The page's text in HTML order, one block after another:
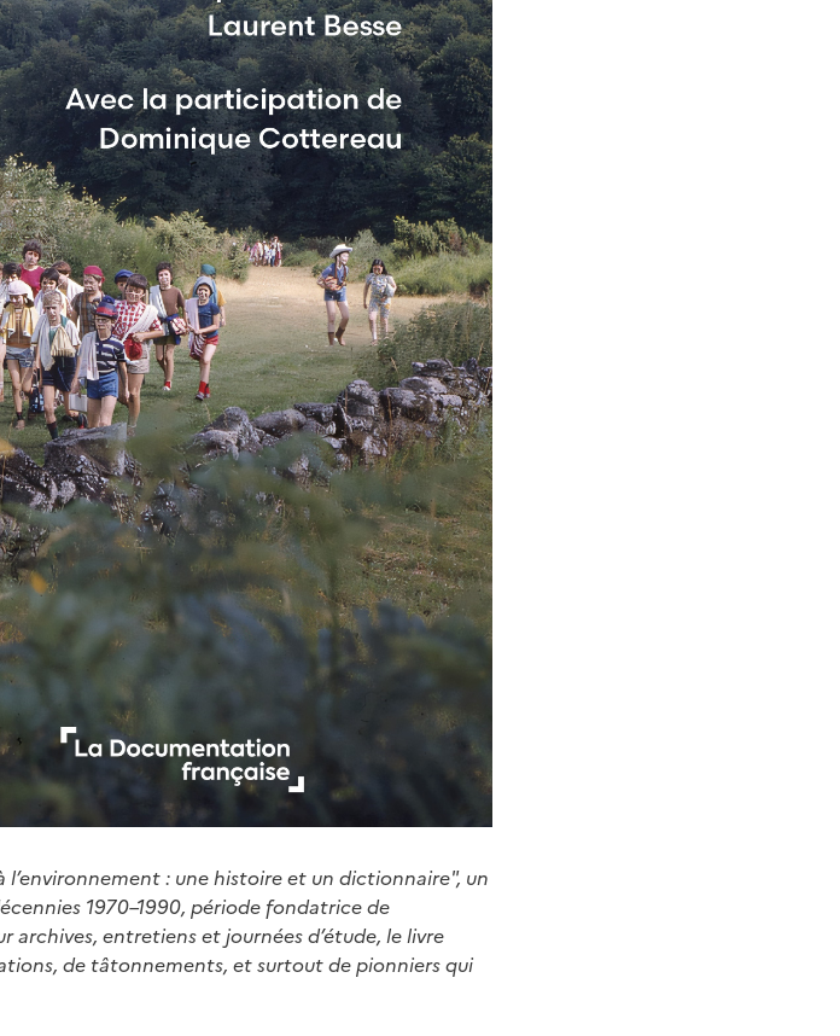
: une histoire et un dictionnaire", un
1970–1990, période fondatrice de
archives, entretiens et journées d’étude, le livre
de tâtonnements, et surtout de pionniers qui